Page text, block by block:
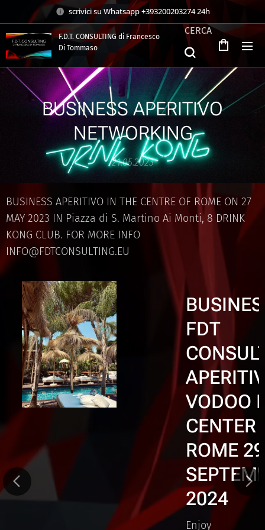
scrivici su Whatsapp +393200203274 24h
F.D.T. CONSULTING di Francesco
Di Tommaso
CERCA
BUSINESS APERITIVO
NETWORKING
21.05.2023
BUSINESS APERITIVO IN THE CENTRE OF ROME ON 27
MAY 2023 IN Piazza di S. Martino Ai Monti, 8 DRINK
KONG CLUB. FOR MORE INFO
INFO@FDTCONSULTING.EU
FDT
VODOO
CENTER
ROME 29
2024
Enjoy